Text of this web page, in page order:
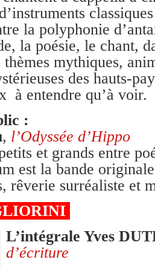
la polyphonie
la poésie, le chant,
mythiques,
des hauts-
à entendre qu’à voir.
:
, l’Odyssée d’Hippo
et grands entre
est la bande
rêverie surréaliste et
L’intégrale Yves
d’écriture